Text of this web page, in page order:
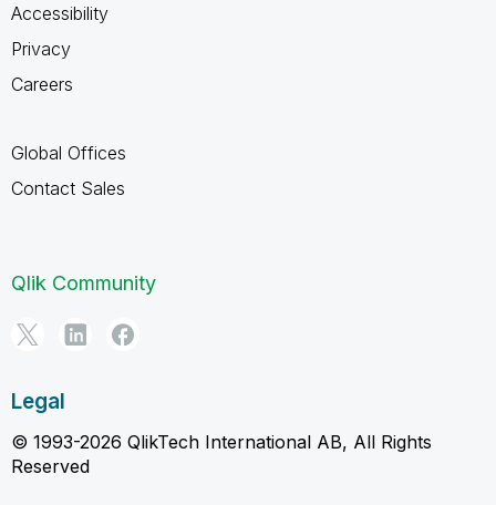
Accessibility
Privacy
Careers
Global Offices
Contact Sales
Qlik Community
Legal
© 1993-2026 QlikTech International AB, All Rights
Reserved